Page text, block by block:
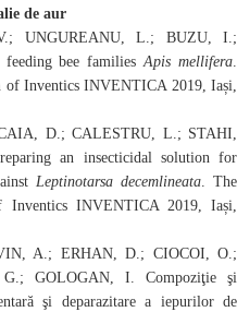
de aur
UNGUREANU, L.; BUZU, I.;
feeding bee familiesApis mellifera.
of Inventics INVENTICA 2019, Iași,
D.; CALESTRU, L.; STAHI,
an insecticidal solution for
Leptinotarsa decemlineata. The
Inventics INVENTICA 2019, Iași,
A.; ERHAN, D.; CIOCOI, O.;
GOLOGAN, I. Compoziţie şi
şi deparazitare a iepurilor de